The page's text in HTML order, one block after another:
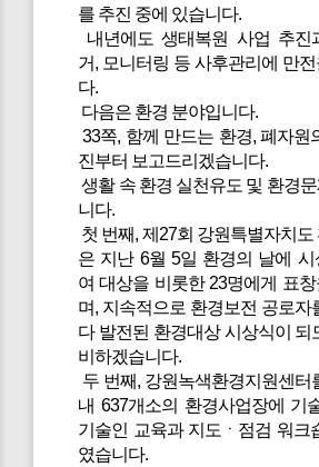
를 추진 중에 있습니다.
내년에도 생태복원 사업 추진
거, 모니터링 등 사후관리에 만전
다.
다음은 환경 분야입니다.
33쪽, 함께 만드는 환경, 폐자원
진부터 보고드리겠습니다.
생활 속 환경 실천유도 및 환경
니다.
첫 번째, 제27회 강원특별자치도
은 지난 6월 5일 환경의 날에 시
여 대상을 비롯한 23명에게 표
며, 지속적으로 환경보전 공로자
다 발전된 환경대상 시상식이 되
비하겠습니다.
두 번째, 강원녹색환경지원센터
내 637개소의 환경사업장에 기
기술인 교육과 지도ㆍ점검 워크
였습니다.